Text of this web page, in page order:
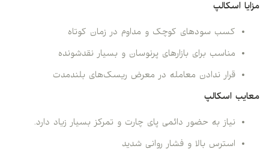
مزایا اسکالپ
کسب سودهای کوچک و مداوم در زمان کوتاه
مناسب برای بازارهای پرنوسان و بسیار نقدشونده
قرار ندادن معامله در معرض ریسک‌های بلندمدت
معایب اسکالپ
نیاز به حضور دائمی پای چارت و تمرکز بسیار زیاد دارد.
استرس بالا و فشار روانی شدید